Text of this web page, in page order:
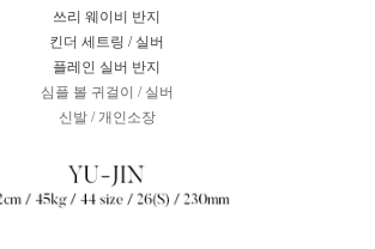
쓰리 웨이비 반지
킨더 세트링 / 실버
플레인 실버 반지
심플 볼 귀걸이 / 실버
신발 / 개인소장